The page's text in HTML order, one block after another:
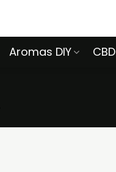
Aromas DIY CBD